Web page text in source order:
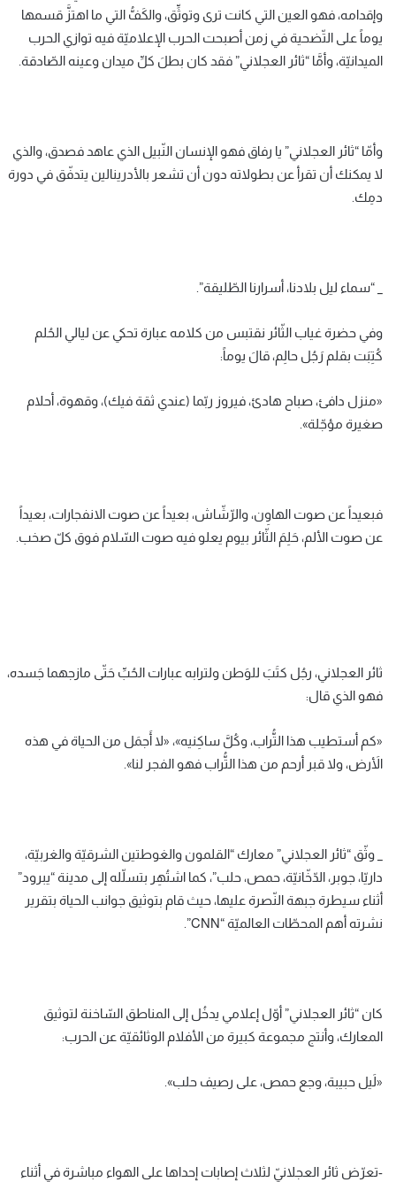
وإقدامه، فهو العين التي كانت ترى وتوثِّق، والكَفُّ التي ما اهتزَّ قسمها
يوماً على التّضحية في زمن أصبحت الحرب الإعلاميّة فيه توازي الحرب
الميدانيّة، وأمَّا “ثائر العجلاني” فقد كان بطلَ كلِّ ميدان وعينه الصّادقة.
وأمّا “ثائر العجلاني” يا رفاق فهو الإنسان النّبيل الذي عاهد فصدق، والذي
لا يمكنك أن تقرأ عن بطولاته دون أن تشعر بالأدرينالين يتدفّق في دورة
دمِك.
_ “سماء ليل بلادنا، أسرارنا الطّليقة”.
وفي حضرة غياب الثّائر نقتبس من كلامه عبارة تحكي عن ليالي الحُلم
كُتِبَت بقلم رَجُل حالِم، قالَ يوماً:
«منزل دافئ، صباح هادئ، فيروز ربّما (عندي ثقة فيك)، وقهوة، أحلام
صغيرة مؤجّلة».
فبعيداً عن صوت الهاوِن، والرّشّاش، بعيداً عن صوت الانفجارات، بعيداً
عن صوت الألم، حَلِمَ الثّائر بيوم يعلو فيه صوت السّلام فوق كلّ صخب.
ثائر العجلاني، رجُل كتَبَ للوَطن ولترابه عبارات الحُبِّ حَتّى مازجهما جَسده،
فهو الذي قال:
«كم أستطيب هذا التُّراب، وكُلَّ ساكِنيه»، «لا أَجمَل من الحياة في هذه
الأَرض، ولا قبر أرحم من هذا التُّراب فهو الفجر لنا».
_ وثّق “ثائر العجلاني” معارك “القلمون والغوطتين الشرقيّة والغربيّة،
داريّا، جوبر، الدّخّانيّة، حمص، حلب”، كما اشتُهِر بتسلّله إلى مدينة “يبرود”
أثناء سيطرة جبهة النّصرة عليها، حيث قام بتوثيق جوانب الحياة بتقرير
نشرته أهم المحطّات العالميّة “CNN”.
كان “ثائر العجلاني” أوّل إعلامي يدخُل إلى المناطق السّاخنة لتوثيق
المعارك، وأنتج مجموعة كبيرة من الأفلام الوثائقيّة عن الحرب:
«لَيل حبيبة، وجع حمص، على رصيف حلب».
-تعرّض ثائر العجلانيّ لثلاث إصابات إحداها على الهواء مباشرة في أثناء